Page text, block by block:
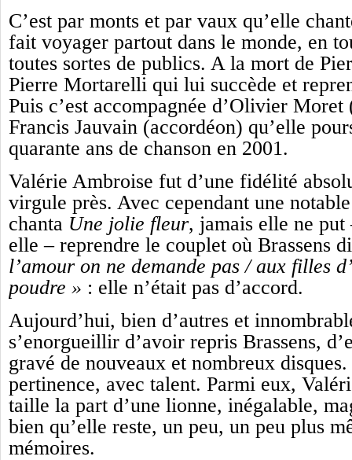
C’est par monts et par vaux qu’elle
fait voyager partout dans le monde, en
toutes sortes de publics. A la mort de
Pierre Mortarelli qui lui succède et
Puis c’est accompagnée d’Olivier Moret
Francis Jauvain (accordéon) qu’elle
quarante ans de chanson en 2001.
Valérie Ambroise fut d’une fidélité
virgule près. Avec cependant une
chanta Une jolie fleur, jamais elle ne
elle – reprendre le couplet où Brassens
l’amour on ne demande pas / aux filles
poudre » : elle n’était pas d’accord.
Aujourd’hui, bien d’autres et
s’enorgueillir d’avoir repris Brassens,
gravé de nouveaux et nombreux
pertinence, avec talent. Parmi eux,
taille la part d’une lionne, inégalable,
bien qu’elle reste, un peu, un peu plus
mémoires.